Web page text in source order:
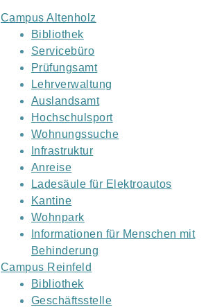
Campus Altenholz
Bibliothek
Servicebüro
Prüfungsamt
Lehrverwaltung
Auslandsamt
Hochschulsport
Wohnungssuche
Infrastruktur
Anreise
Ladesäule für Elektroautos
Kantine
Wohnpark
Informationen für Menschen mit
Behinderung
Campus Reinfeld
Bibliothek
Geschäftsstelle